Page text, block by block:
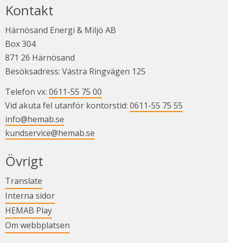
Kontakt
Härnösand Energi & Miljö AB
Box 304
871 26 Härnösand
Besöksadress: Västra Ringvägen 125
Telefon vx: 0611-55 75 00
Vid akuta fel utanför kontorstid: 0611-55 75 55
info@hemab.se
kundservice@hemab.se
Övrigt
Translate
Interna sidorLänk till annan webbplats.
HEMAB PlayLänk till annan webbplats.
Om webbplatsen